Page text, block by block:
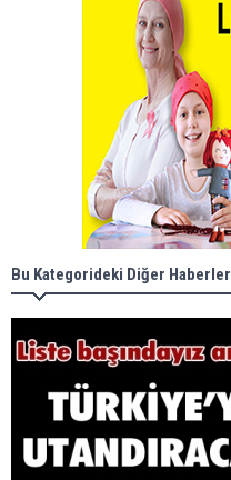
Bu Kategorideki Diğer Haberler